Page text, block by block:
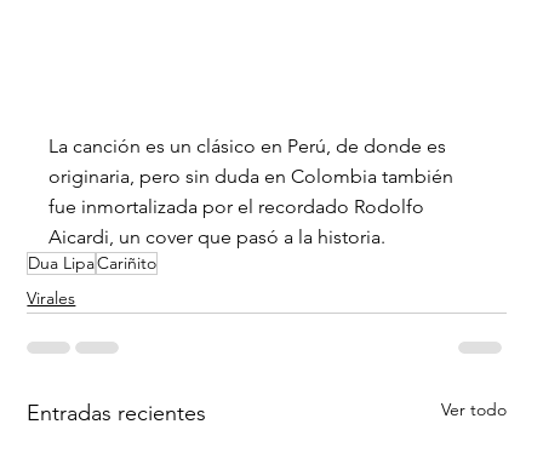
La canción es un clásico en Perú, de donde es
originaria, pero sin duda en Colombia también
fue inmortalizada por el recordado Rodolfo
Aicardi, un cover que pasó a la historia.
Dua LipaCariñito
Virales
Entradas recientes Ver todo